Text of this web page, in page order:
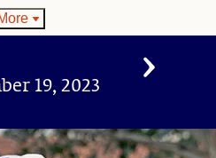
19, 2023